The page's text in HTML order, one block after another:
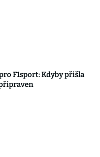
F1sport: Kdyby přišla
připraven